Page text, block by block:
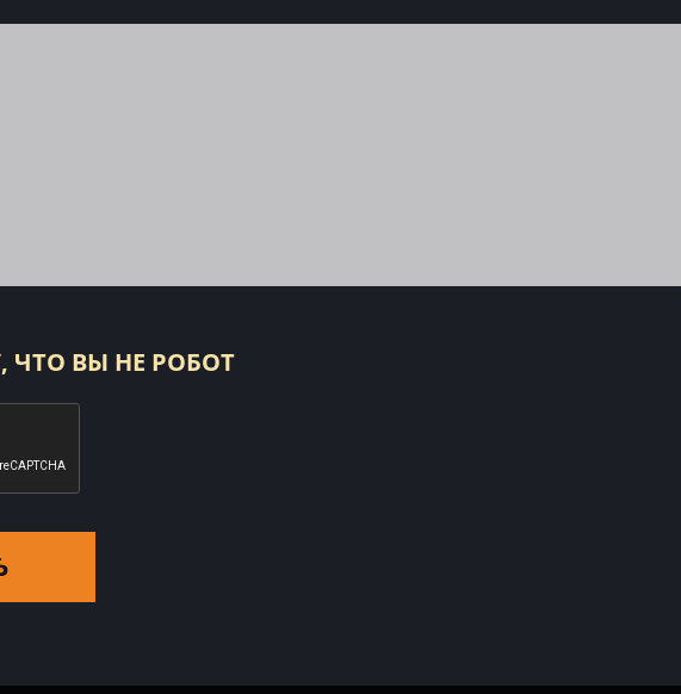
ЧТО ВЫ НЕ РОБОТ